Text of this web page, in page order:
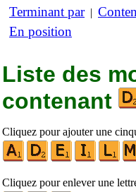
Terminant par|
En position
Liste des
contenant
Cliquez pour ajouter une
Cliquez pour enlever une